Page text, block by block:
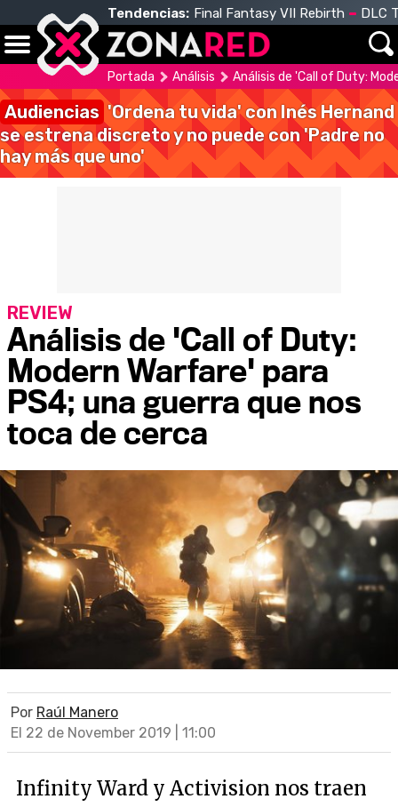
Tendencias: Final Fantasy VII Rebirth DLC
Portada Análisis Análisis de 'Call of Duty:
Audiencias 'Ordena tu vida' con Inés Hernand
se estrena discreto y no puede con 'Padre no
hay más que uno'
Análisis de 'Call of Duty:
Modern Warfare' para
PS4; una guerra que nos
toca de cerca
REVIEW
Por Raúl Manero
El 22 de November 2019 | 11:00
Infinity Ward y Activision nos traen